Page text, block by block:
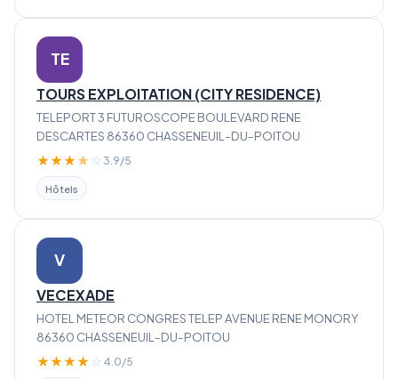
TE
TOURS EXPLOITATION (CITY RESIDENCE)
TELEPORT 3 FUTUROSCOPE BOULEVARD RENE
DESCARTES 86360 CHASSENEUIL-DU-POITOU
★★★★ ☆ 3.9/5
Hôtels
V
VECEXADE
HOTEL METEOR CONGRES TELEP AVENUE RENE MONORY
86360 CHASSENEUIL-DU-POITOU
★★★★ ☆ 4.0/5